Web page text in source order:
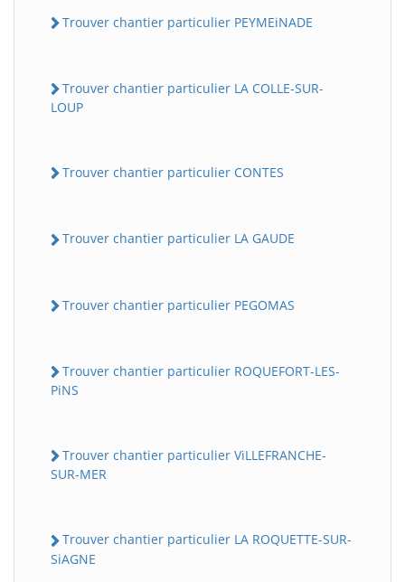
Trouver chantier particulier PEYMEiNADE
Trouver chantier particulier LA COLLE-SUR-
LOUP
Trouver chantier particulier CONTES
Trouver chantier particulier LA GAUDE
Trouver chantier particulier PEGOMAS
Trouver chantier particulier ROQUEFORT-LES-
PiNS
Trouver chantier particulier ViLLEFRANCHE-
SUR-MER
Trouver chantier particulier LA ROQUETTE-SUR-
SiAGNE